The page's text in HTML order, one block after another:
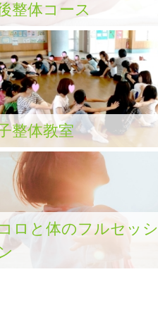
整体コース
整体教室
ロと体のフルセッシ